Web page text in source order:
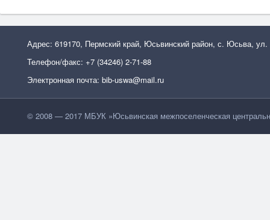
Адрес: 619170, Пермский край, Юсьвинский район, с. Юсьва, ул.
Телефон/факс: +7 (34246) 2-71-88
Электронная почта: bib-uswa@mail.ru
© 2008 — 2017 МБУК »Юсьвинская межпоселенческая